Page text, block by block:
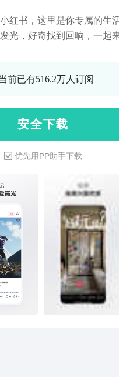
书，这里是你专属的生活兴趣
光，好奇找到回响，一起
、沉醉音乐、钻研美食，
红薯们，一起真诚交流、互
能就会转角遇到灵魂拍档
热爱被温柔以待。 勇敢发光：你的每一次尝
生活的成长手账！大胆分享
尝试。你的真实记录，不仅
另一个“兴趣同路人”的微光。 热爱成真
验不止！在小红书，发现感
下单拔草！看到超酷的线下
里不光是灵感源头，更是兴
地生根，让每一份热爱玩出花样。 带
，开启属于你的兴趣之旅吧！
前已有516.2万人订阅
安 全 下 载
优先用PP助手下载